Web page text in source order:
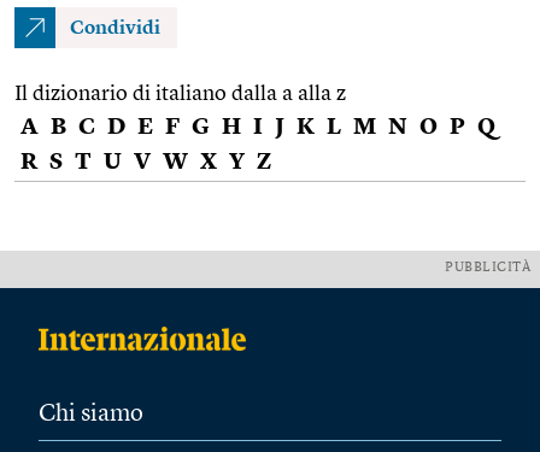
Condividi
Il dizionario di italiano dalla a alla z
A B C D E F G H I J K L M N O P Q
R S T U V W X Y Z
PUBBLICITÀ
Chi siamo